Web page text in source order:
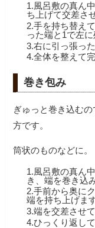
1.風呂敷の真ん
ち上げて交差さ
2.手を持ち替え
った端と1で左
3.右に引っ張っ
4.全体を整えて完
巻き包み
ぎゅっと巻き込む
方です。
筒状のものなどに。
1.風呂敷の真ん
き、端を巻き込
2.手前から奥に
端を持ち上げます
3.端を交差させ
4.ひっくり返し